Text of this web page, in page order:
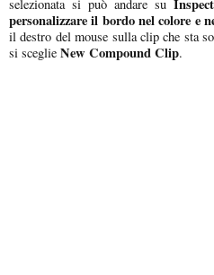
selezionata si può andare su
personalizzare il bordo nel colore e
il destro del mouse sulla clip che sta
si sceglie New Compound Clip.